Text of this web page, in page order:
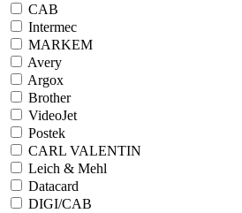
CAB
Intermec
MARKEM
Avery
Argox
Brother
VideoJet
Postek
CARL VALENTIN
Leich & Mehl
Datacard
DIGI/CAB